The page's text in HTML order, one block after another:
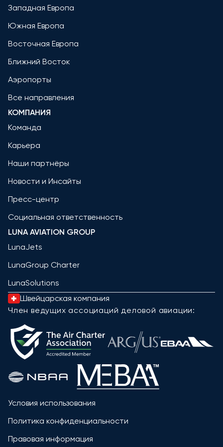
Западная Европа
Южная Европа
Восточная Европа
Ближний Восток
Аэропорты
Все направления
КОМПАНИЯ
Команда
Карьера
Наши партнёры
Новости и Инсайты
Пресс-центр
Социальная ответственность
LUNA AVIATION GROUP
LunaJets
LunaGroup Charter
LunaSolutions
Швейцарская компания
Член ведущих ассоциаций деловой авиации:
Условия использования
Политика конфиденциальности
Правовая информация